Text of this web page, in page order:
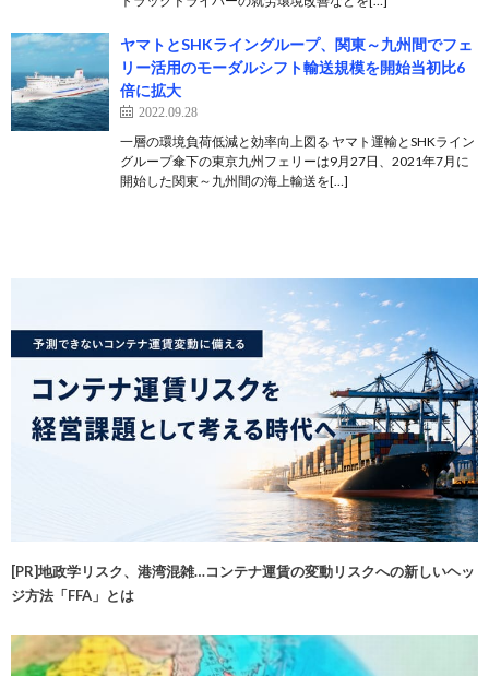
ヤマトとSHKライングループ、関東～九州間でフェ
リー活用のモーダルシフト輸送規模を開始当初比6
倍に拡大
2022.09.28
一層の環境負荷低減と効率向上図る ヤマト運輸とSHKライン
グループ傘下の東京九州フェリーは9月27日、2021年7月に
開始した関東～九州間の海上輸送を[…]
[PR]地政学リスク、港湾混雑…コンテナ運賃の変動リスクへの新しいヘッ
ジ方法「FFA」とは